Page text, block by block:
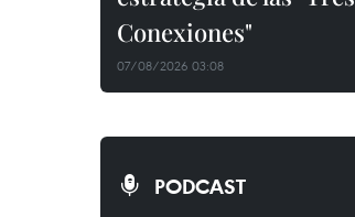
Conexiones"
07/08/2026 03:08
PODCAST